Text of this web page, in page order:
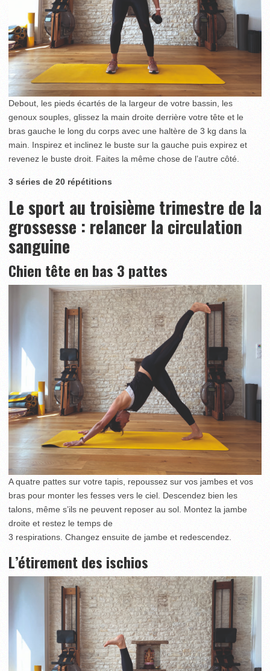
Debout, les pieds écartés de la largeur de votre bassin, les
genoux souples, glissez la main droite derrière votre tête et le
bras gauche le long du corps avec une haltère de 3 kg dans la
main. Inspirez et inclinez le buste sur la gauche puis expirez et
revenez le buste droit. Faites la même chose de l’autre côté.
3 séries de 20 répétitions
Le sport au troisième trimestre de la
grossesse : relancer la circulation
sanguine
Chien tête en bas 3 pattes
A quatre pattes sur votre tapis, repoussez sur vos jambes et vos
bras pour monter les fesses vers le ciel. Descendez bien les
talons, même s’ils ne peuvent reposer au sol. Montez la jambe
droite et restez le temps de
3 respirations. Changez ensuite de jambe et redescendez.
L’étirement des ischios